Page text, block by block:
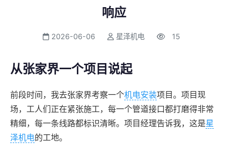
响应
2026-06-06 星泽机电 15
从张家界一个项目说起
前段时间，我去张家界考察一个机电安装项目。项目现
场，工人们正在紧张施工，每一个管道接口都打磨得非常
精细，每一条线路都标识清晰。项目经理告诉我，这是星
泽机电的工地。